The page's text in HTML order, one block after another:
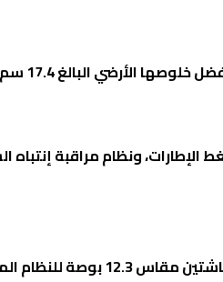
الأرضي البالغ 17.4 سم
ونظام مراقبة إنتباه
المعلوماتي.